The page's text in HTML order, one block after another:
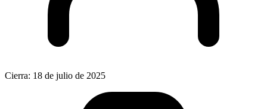
Cierra: 18 de julio de 2025